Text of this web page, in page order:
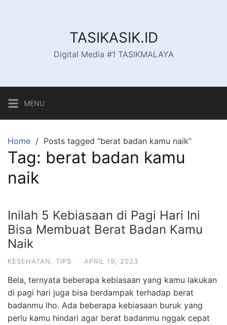
TASIKASIK.ID
Digital Media #1 TASIKMALAYA
MENU
Home Posts tagged “berat badan kamu naik”
Tag: berat badan kamu
naik
Inilah 5 Kebiasaan di Pagi Hari Ini
Bisa Membuat Berat Badan Kamu
Naik
KESEHATAN TIPS · APRIL 19, 2023
Bela, ternyata beberapa kebiasaan yang kamu lakukan
di pagi hari juga bisa berdampak terhadap berat
badanmu lho. Ada beberapa kebiasaan buruk yang
perlu kamu hindari agar berat badanmu nggak cepat